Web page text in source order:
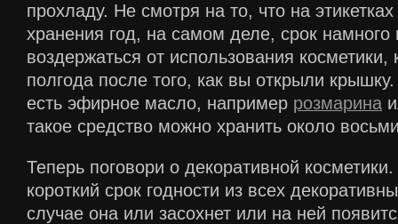
прохладу. Не смотря на то, что на этикетках
хранения год, на самом деле, срок
воздержаться от использования косметики,
полгода после того, как вы открыли
есть эфирное масло, например розмарина
такое средство можно хранить около
Теперь поговори о декоративной
короткий срок годности из всех
случае она или засохнет или на ней